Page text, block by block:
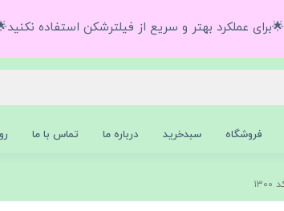
🌟برای عملکرد بهتر و سریع از فیلترشکن استفاده
فروشگاه سبدخرید درباره ما تماس با ما